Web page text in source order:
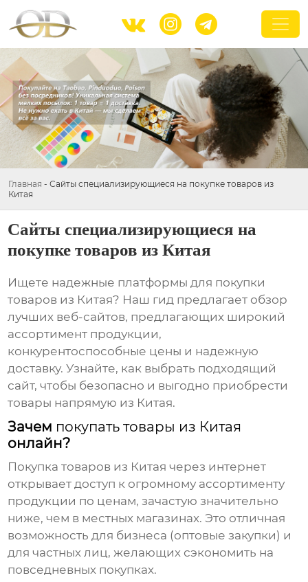
  
Главная - Сайты специализирующиеся на покупке товаров из
Китая
Сайты специализирующиеся на
покупке товаров из Китая
Ищете надежные платформы для покупки
товаров из Китая? Наш гид предлагает обзор
лучших веб-сайтов, предлагающих широкий
ассортимент продукции,
конкурентоспособные цены и надежную
доставку. Узнайте, как выбрать подходящий
сайт, чтобы безопасно и выгодно приобрести
товары напрямую из Китая.
Зачем покупать товары из Китая
онлайн?
Покупка товаров из Китая через интернет
открывает доступ к огромному ассортименту
продукции по ценам, зачастую значительно
ниже, чем в местных магазинах. Это отличная
возможность для бизнеса (оптовые закупки) и
для частных лиц, желающих сэкономить на
повседневных покупках.